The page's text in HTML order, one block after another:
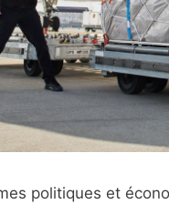
politiques et